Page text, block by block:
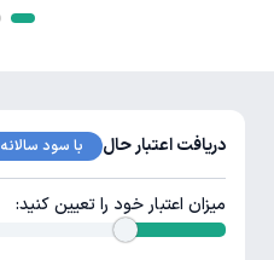
دریافت اعتبار حال با سود سالانه 23%
میزان اعتبار خود را تعیین کنید: